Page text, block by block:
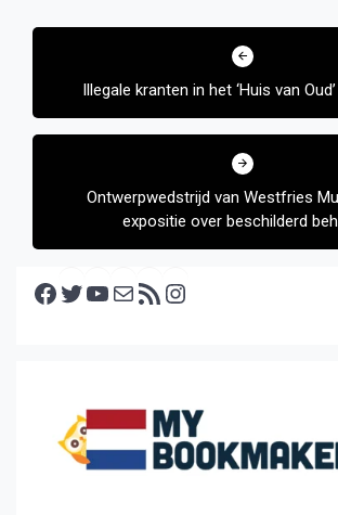
Bericht
Illegale kranten in het ‘Huis van
Ontwerpwedstrijd van Westfries
expositie over beschilderd
Facebook Twitter YouTube E-mail RSS feed